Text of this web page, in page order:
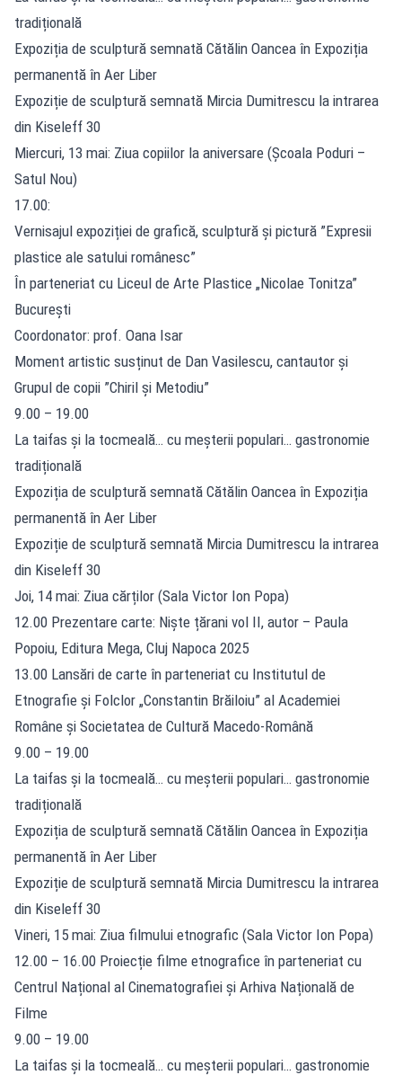
tradițională
Expoziția de sculptură semnată Cătălin Oancea în Expoziția
permanentă în Aer Liber
Expoziție de sculptură semnată Mircia Dumitrescu la intrarea
din Kiseleff 30
Miercuri, 13 mai: Ziua copiilor la aniversare (Școala Poduri –
Satul Nou)
17.00:
Vernisajul expoziției de grafică, sculptură și pictură ”Expresii
plastice ale satului românesc”
În parteneriat cu Liceul de Arte Plastice „Nicolae Tonitza”
București
Coordonator: prof. Oana Isar
Moment artistic susținut de Dan Vasilescu, cantautor și
Grupul de copii ”Chiril și Metodiu”
9.00 – 19.00
La taifas și la tocmeală… cu meșterii populari… gastronomie
tradițională
Expoziția de sculptură semnată Cătălin Oancea în Expoziția
permanentă în Aer Liber
Expoziție de sculptură semnată Mircia Dumitrescu la intrarea
din Kiseleff 30
Joi, 14 mai: Ziua cărților (Sala Victor Ion Popa)
12.00 Prezentare carte: Niște țărani vol II, autor – Paula
Popoiu, Editura Mega, Cluj Napoca 2025
13.00 Lansări de carte în parteneriat cu Institutul de
Etnografie și Folclor „Constantin Brăiloiu” al Academiei
Române și Societatea de Cultură Macedo-Română
9.00 – 19.00
La taifas și la tocmeală… cu meșterii populari… gastronomie
tradițională
Expoziția de sculptură semnată Cătălin Oancea în Expoziția
permanentă în Aer Liber
Expoziție de sculptură semnată Mircia Dumitrescu la intrarea
din Kiseleff 30
Vineri, 15 mai: Ziua filmului etnografic (Sala Victor Ion Popa)
12.00 – 16.00 Proiecție filme etnografice în parteneriat cu
Centrul Național al Cinematografiei și Arhiva Națională de
Filme
9.00 – 19.00
La taifas și la tocmeală… cu meșterii populari… gastronomie